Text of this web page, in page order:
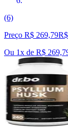
(6)
Preço R$ 269,79R$
Ou 1x de R$